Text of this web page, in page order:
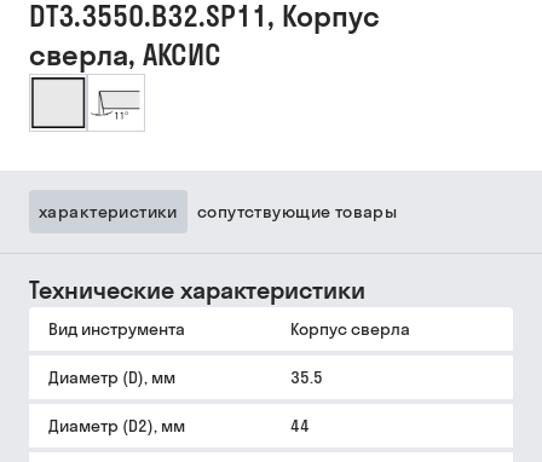
DT3.3550.B32.SP11, Корпус
сверла, АКСИС
характеристики сопутствующие товары
Технические характеристики
Вид инструмента Корпус сверла
Диаметр (D), мм 35.5
Диаметр (D2), мм 44